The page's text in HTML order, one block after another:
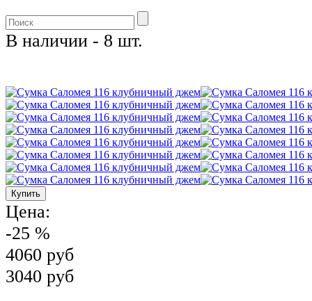
В наличии - 8 шт.
Цена:
-25 %
4060 руб
3040 руб